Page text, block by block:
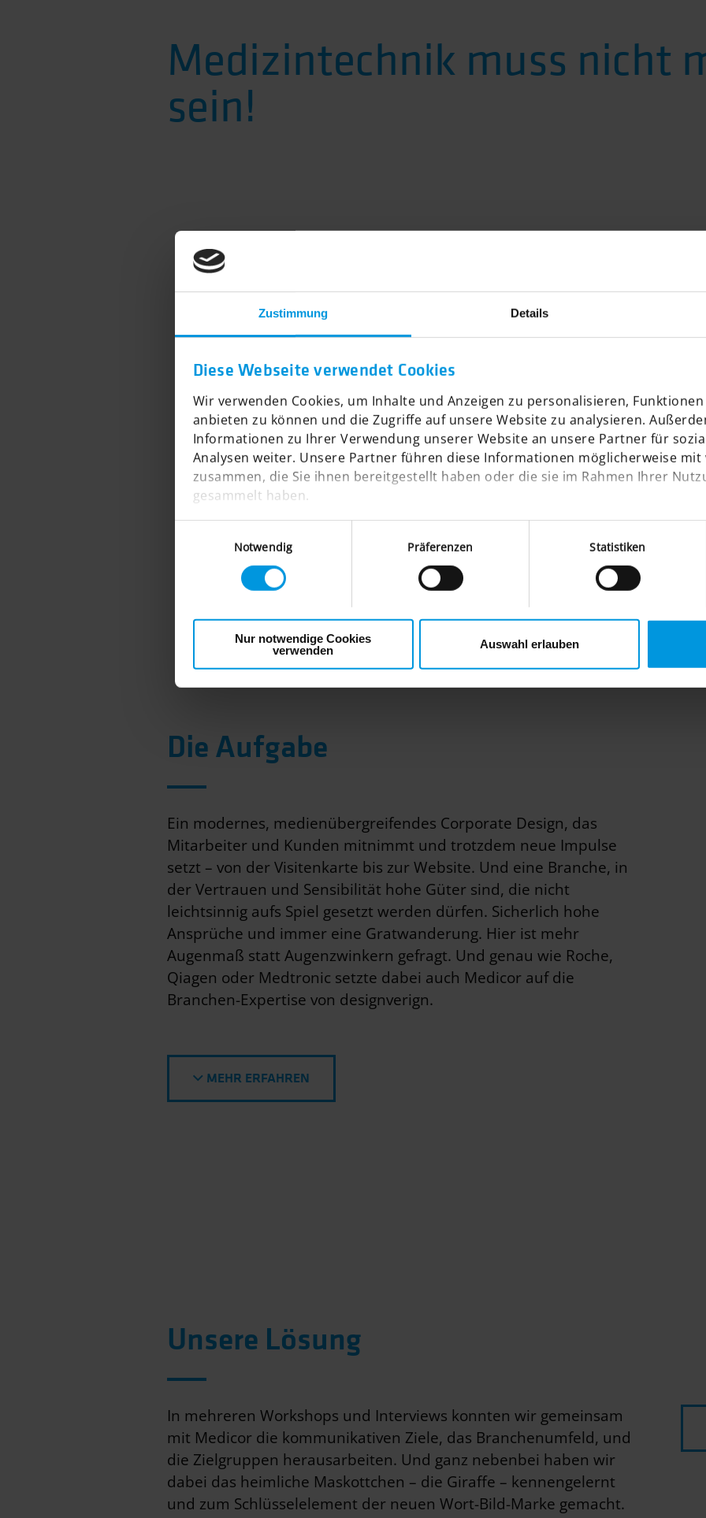
Zustimmung Details
Diese Webseite verwendet Cookies
Wir verwenden Cookies, um Inhalte und Anzeigen zu personalisieren,
anbieten zu können und die Zugriffe auf unsere Website zu analysieren.
Informationen zu Ihrer Verwendung unserer Website an unsere Partner für
Analysen weiter. Unsere Partner führen diese Informationen möglicherweise mit
zusammen, die Sie ihnen bereitgestellt haben oder die sie im Rahmen Ihrer
gesammelt haben.
Notwendig Präferenzen Statistiken
Nur notwendige Cookies
verwenden
Auswahl erlauben
Medizintechnik muss nicht
sein!
Die Aufgabe
Ein modernes, medienübergreifendes Corporate Design, das
Mitarbeiter und Kunden mitnimmt und trotzdem neue Impulse
setzt – von der Visitenkarte bis zur Website. Und eine Branche, in
der Vertrauen und Sensibilität hohe Güter sind, die nicht
leichtsinnig aufs Spiel gesetzt werden dürfen. Sicherlich hohe
Ansprüche und immer eine Gratwanderung. Hier ist mehr
Augenmaß statt Augenzwinkern gefragt. Und genau wie Roche,
Qiagen oder Medtronic setzte dabei auch Medicor auf die
Branchen-Expertise von designverign.
MEHR ERFAHREN
Unsere Lösung
In mehreren Workshops und Interviews konnten wir gemeinsam
mit Medicor die kommunikativen Ziele, das Branchenumfeld, und
die Zielgruppen herausarbeiten. Und ganz nebenbei haben wir
dabei das heimliche Maskottchen – die Giraffe – kennengelernt
und zum Schlüsselelement der neuen Wort-Bild-Marke gemacht.